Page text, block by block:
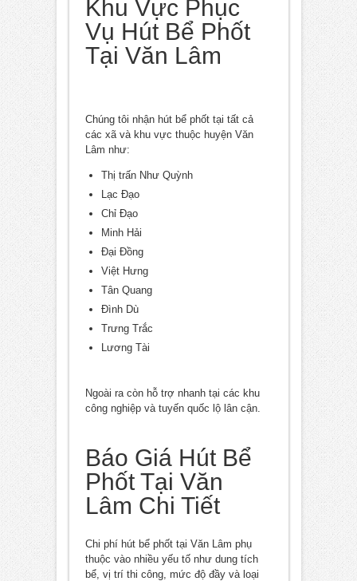
Khu Vực Phục
Vụ Hút Bể Phốt
Tại Văn Lâm
Chúng tôi nhận hút bể phốt tại tất cả
các xã và khu vực thuộc huyện Văn
Lâm như:
Thị trấn Như Quỳnh
Lạc Đạo
Chỉ Đạo
Minh Hải
Đại Đồng
Việt Hưng
Tân Quang
Đình Dù
Trưng Trắc
Lương Tài
Ngoài ra còn hỗ trợ nhanh tại các khu
công nghiệp và tuyến quốc lộ lân cận.
Báo Giá Hút Bể
Phốt Tại Văn
Lâm Chi Tiết
Chi phí hút bể phốt tại Văn Lâm phụ
thuộc vào nhiều yếu tố như dung tích
bể, vị trí thi công, mức độ đầy và loại